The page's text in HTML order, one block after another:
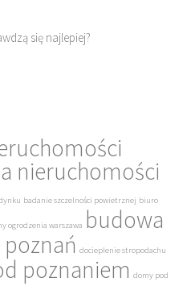
się najlepiej?
nieruchomości
badanie szczelności powietrznej biuro
ogrodzenia warszawa budowa
docieplenie stropodachu
poznaniem domy pod